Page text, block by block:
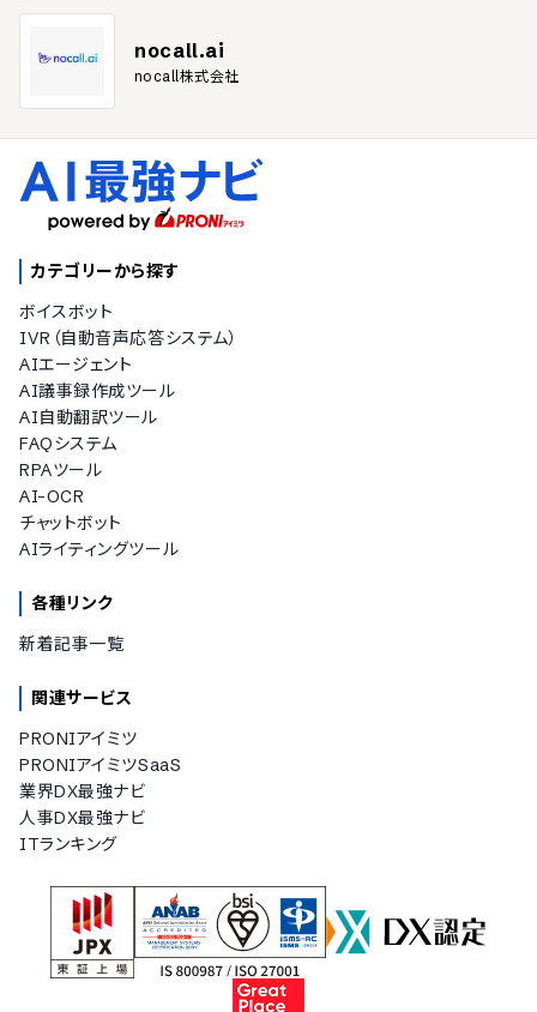
nocall.ai
nocall株式会社
カテゴリーから探す
ボイスボット
IVR（自動音声応答システム）
AIエージェント
AI議事録作成ツール
AI自動翻訳ツール
FAQシステム
RPAツール
AI-OCR
チャットボット
AIライティングツール
各種リンク
新着記事一覧
関連サービス
PRONIアイミツ
PRONIアイミツSaaS
業界DX最強ナビ
人事DX最強ナビ
ITランキング